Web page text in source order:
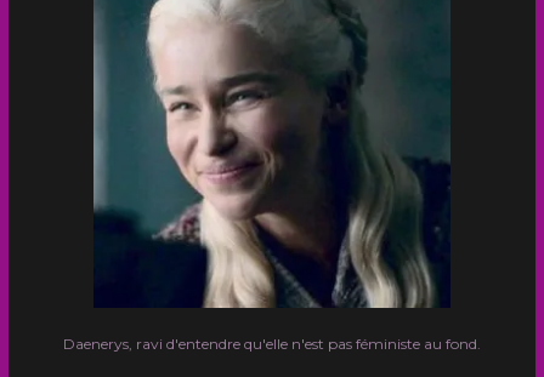
Daenerys, ravi d'entendre qu'elle n'est pas féministe au fond.